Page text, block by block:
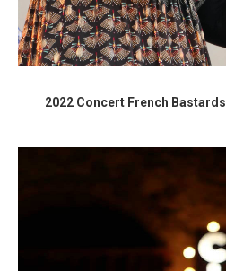
2022 Concert French Bastards